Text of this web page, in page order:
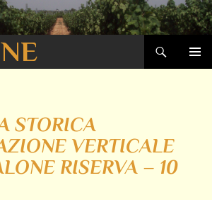
STORICA
VERTICALE
RISERVA – 10